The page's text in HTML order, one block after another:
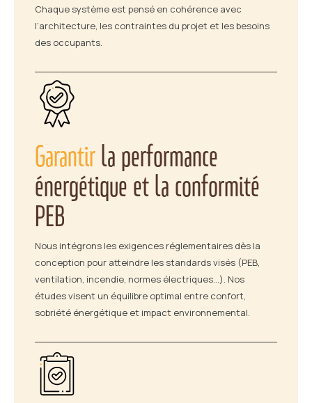
Chaque système est pensé en cohérence avec
l’architecture, les contraintes du projet et les besoins
des occupants.
Garantirla performance
énergétique et la conformité
PEB
Nous intégrons les exigences réglementaires dès la
conception pour atteindre les standards visés (PEB,
ventilation, incendie, normes électriques…). Nos
études visent un équilibre optimal entre confort,
sobriété énergétique et impact environnemental.